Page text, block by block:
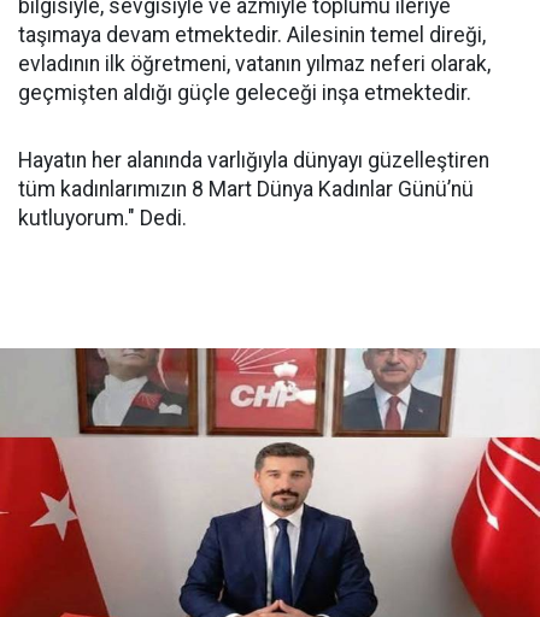
bilgisiyle, sevgisiyle ve azmiyle toplumu ileriye
taşımaya devam etmektedir. Ailesinin temel direği,
evladının ilk öğretmeni, vatanın yılmaz neferi olarak,
geçmişten aldığı güçle geleceği inşa etmektedir.
Hayatın her alanında varlığıyla dünyayı güzelleştiren
tüm kadınlarımızın 8 Mart Dünya Kadınlar Günü’nü
kutluyorum." Dedi.